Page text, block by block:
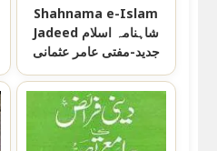
Shahnama e-Islam
Jadeed شاہنامہ اسلام
جدید-مفتی عامر عثمانی